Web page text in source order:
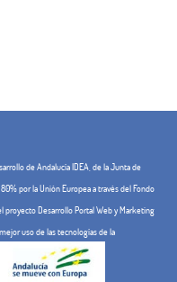
de Andalucía IDEA, de la Junta de
por la Unión Europea a través del Fondo
proyecto Desarrollo Portal Web y Marketing
uso de las tecnologías de la